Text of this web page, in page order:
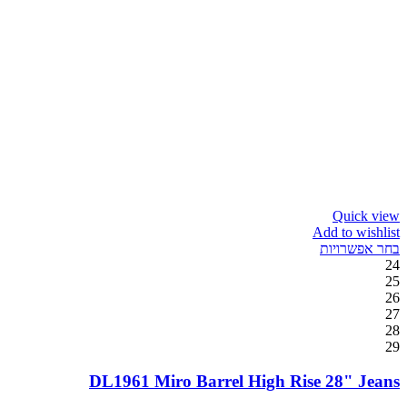
Quick view
Add to wishlist
בחר אפשרויות
24
25
26
27
28
29
DL1961 Miro Barrel High Rise 28" Jeans